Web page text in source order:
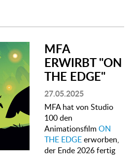
MFA
ERWIRBT "ON
THE EDGE"
27.05.2025
MFA hat von Studio
100 den
AnimationsfilmON
THE EDGEerworben,
der Ende 2026 fertig